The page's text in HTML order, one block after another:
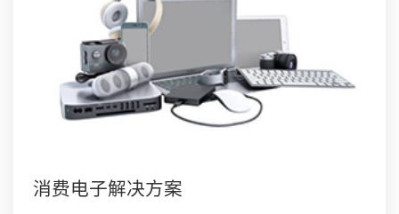
消费电子解决方案